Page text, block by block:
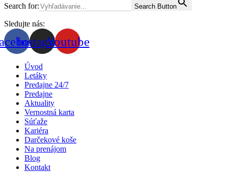
Search for: Search Button
Sledujte nás:
InstagramYoutube
Úvod
Letáky
Predajne 24/7
Predajne
Aktuality
Vernostná karta
Súťaže
Kariéra
Darčekové koše
Na prenájom
Blog
Kontakt